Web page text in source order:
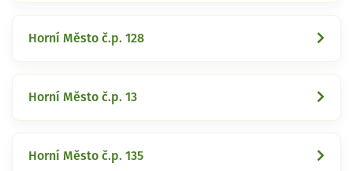
Horní Město č.p. 128
Horní Město č.p. 13
Horní Město č.p. 135